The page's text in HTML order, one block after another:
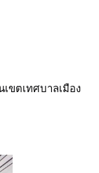
ขตเทศบาลเมือง